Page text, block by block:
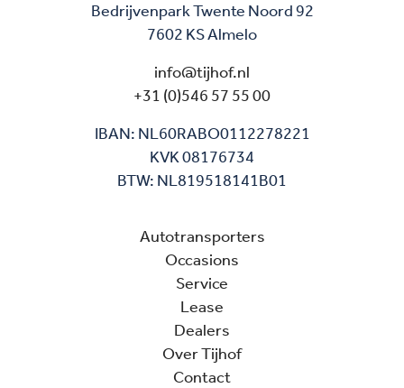
Bedrijvenpark Twente Noord 92
7602 KS Almelo
info@tijhof.nl
+31 (0)546 57 55 00
IBAN: NL60RABO0112278221
KVK 08176734
BTW: NL819518141B01
Autotransporters
Occasions
Service
Lease
Dealers
Over Tijhof
Contact